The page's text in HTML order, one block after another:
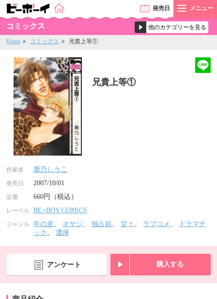
発売日 メニュー
コミックス
Home コミックス 兄貴上等①
兄貴上等①
作家名 鹿乃しうこ
発売日 2007/10/01
定価 660円（税込）
レーベル BE×BOY COMICS
ジャンル 年の差、 オヤジ、独占欲、甘々 、 ラブコメ 、
ドラマチ
ック 、濃厚
アンケート 購入する